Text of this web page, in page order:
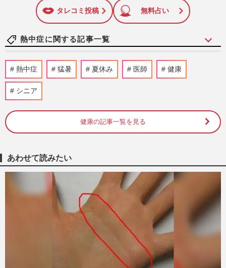
に追加
タレコミ投稿 無料占い
熱中症に関する記事一覧
《全国高等学校野球選手権大会》“夏の甲
子園7回制”「意識朦朧でも頑張れ」酷暑の
TOHOシネマズ大井町、空調トラブル
で“サウナ状態”も上映強行か、運営は「取
週刊女性PRIME
《令和8年熊本地震》現場取材で発覚！避
難所で生じる“リアルと格差”「プライバシ
ーが保てない」猛追する…
週刊女性PRIME 2026/7/31
だるさ・眠気はサインかも？夏に急増する
『かくれ脱水』の正体「目安は1日1.5リッ
トル」水分をとるべき“8…
熱中症 猛暑 夏休み 医師 健康
シニア
健康の記事一覧を見る
あわせて読みたい